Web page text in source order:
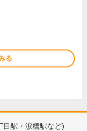
る
目駅・涙橋駅など)